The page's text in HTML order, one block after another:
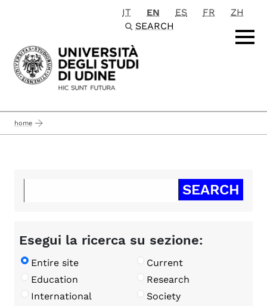
Passa al contenuto principale
IT EN ES FR
ZH
SEARCH
home
Esegui la ricerca su sezione:
Entire site
Current
Education
Research
International
Society